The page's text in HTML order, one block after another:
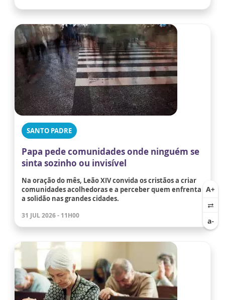
SANTO PADRE
Papa pede comunidades onde ninguém se
sinta sozinho ou invisível
Na oração do mês, Leão XIV convida os cristãos a criar
comunidades acolhedoras e a perceber quem enfrenta
a solidão nas grandes cidades.
31 JUL 2026 - 11H00